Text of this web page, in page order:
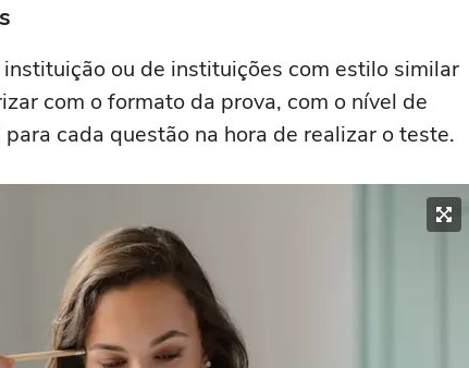
ou de instituições com estilo similar
com o formato da prova, com o nível de
cada questão na hora de realizar o teste.